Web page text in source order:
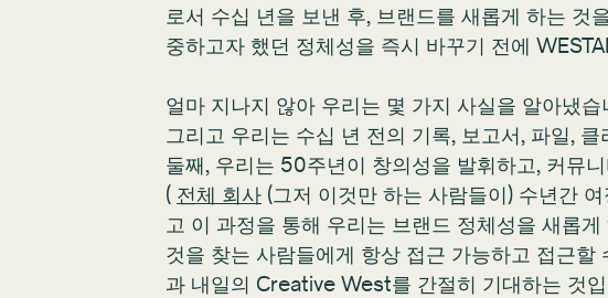
로서 수십 년을 보낸 후, 브랜드를 새롭게 하는 것
중하고자 했던 정체성을 즉시 바꾸기 전에
얼마 지나지 않아 우리는 몇 가지 사실을 알아냈
그리고 우리는 수십 년 전의 기록, 보고서, 파일,
둘째, 우리는 50주년이 창의성을 발휘하고, 커뮤
( 전체 회사 (그저 이것만 하는 사람들이) 수년간
고 이 과정을 통해 우리는 브랜드 정체성을 새롭
것을 찾는 사람들에게 항상 접근 가능하고 접근
과 내일의 Creative West를 간절히 기대하는 것